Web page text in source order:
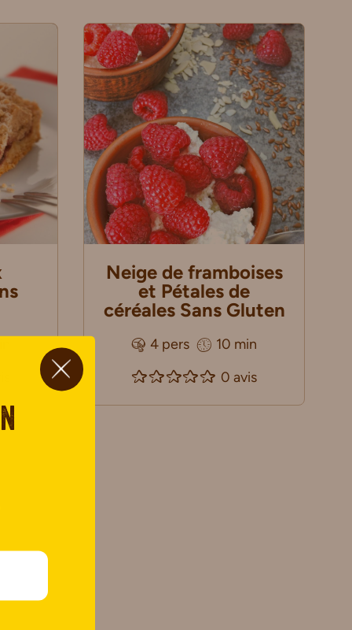
Neige de framboises
et Pétales de
céréales Sans Gluten
4 pers
10 min
0 avis